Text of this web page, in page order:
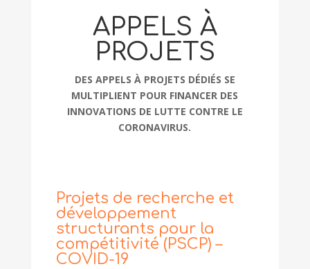
APPELS À
PROJETS
DES APPELS À PROJETS DÉDIÉS SE
MULTIPLIENT POUR FINANCER DES
INNOVATIONS DE LUTTE CONTRE LE
CORONAVIRUS.
Projets de recherche et
développement
structurants pour la
compétitivité (PSCP) –
COVID-19